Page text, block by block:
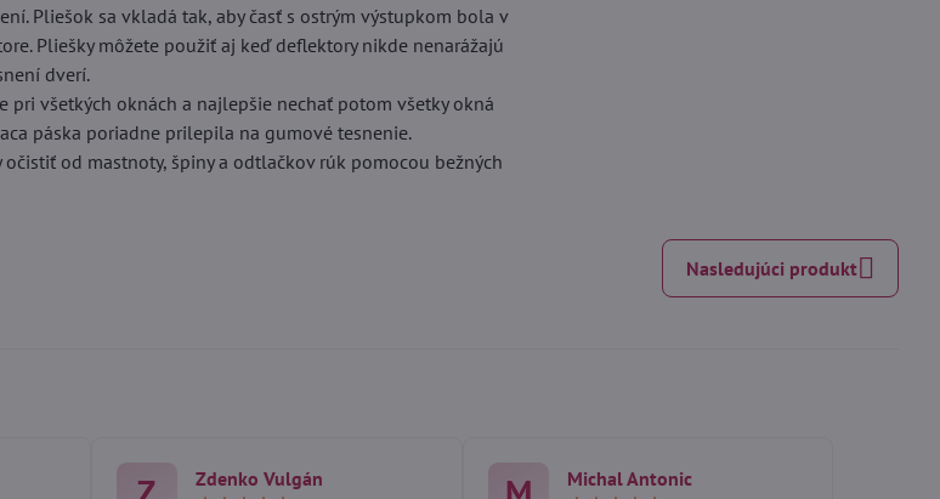
Pliešok sa vkladá tak, aby časť s ostrým výstupkom bola v
Pliešky môžete použiť aj keď deflektory nikde nenarážajú
dverí.
všetkých oknách a najlepšie nechať potom všetky okná
páska poriadne prilepila na gumové tesnenie.
od mastnoty, špiny a odtlačkov rúk pomocou bežných
Nasledujúci produkt
Zdenko Vulgán
Michal Antonic